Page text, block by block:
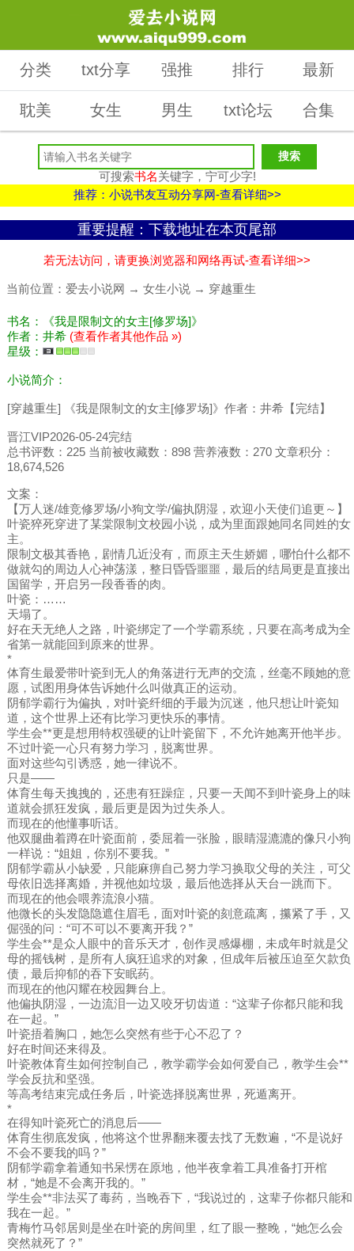
分类 txt分享 强推 排行 最新
耽美 女生 男生 txt论坛 合集
可搜索书名关键字，宁可少字!
推荐：小说书友互动分享网-查看详细>>
重要提醒：下载地址在本页尾部
若无法访问，请更换浏览器和网络再试-查看详细>>
当前位置： 爱去小说网 → 女生小说 → 穿越重生
书名：《我是限制文的女主[修罗场]》
作者：井希 (查看作者其他作品 »)
星级：
小说简介：
[穿越重生] 《我是限制文的女主[修罗场]》作者：井希【完结】
晋江VIP2026-05-24完结
总书评数：225 当前被收藏数：898 营养液数：270 文章积分：
18,674,526
文案：
【万人迷/雄竞修罗场/小狗文学/偏执阴湿，欢迎小天使们追更～】
叶瓷猝死穿进了某棠限制文校园小说，成为里面跟她同名同姓的女
主。
限制文极其香艳，剧情几近没有，而原主天生娇媚，哪怕什么都不
做就勾的周边人心神荡漾，整日昏昏噩噩，最后的结局更是直接出
国留学，开启另一段香香的肉。
叶瓷：……
天塌了。
好在天无绝人之路，叶瓷绑定了一个学霸系统，只要在高考成为全
省第一就能回到原来的世界。
*
体育生最爱带叶瓷到无人的角落进行无声的交流，丝毫不顾她的意
愿，试图用身体告诉她什么叫做真正的运动。
阴郁学霸行为偏执，对叶瓷纤细的手最为沉迷，他只想让叶瓷知
道，这个世界上还有比学习更快乐的事情。
学生会**更是想用特权强硬的让叶瓷留下，不允许她离开他半步。
不过叶瓷一心只有努力学习，脱离世界。
面对这些勾引诱惑，她一律说不。
只是——
体育生每天拽拽的，还患有狂躁症，只要一天闻不到叶瓷身上的味
道就会抓狂发疯，最后更是因为过失杀人。
而现在的他懂事听话。
他双腿曲着蹲在叶瓷面前，委屈着一张脸，眼睛湿漉漉的像只小狗
一样说：“姐姐，你别不要我。”
阴郁学霸从小缺爱，只能麻痹自己努力学习换取父母的关注，可父
母依旧选择离婚，并视他如垃圾，最后他选择从天台一跳而下。
而现在的他会喂养流浪小猫。
他微长的头发隐隐遮住眉毛，面对叶瓷的刻意疏离，攥紧了手，又
倔强的问：“可不可以不要离开我？”
学生会**是众人眼中的音乐天才，创作灵感爆棚，未成年时就是父
母的摇钱树，是所有人疯狂追求的对象，但成年后被压迫至欠款负
债，最后抑郁的吞下安眠药。
而现在的他闪耀在校园舞台上。
他偏执阴湿，一边流泪一边又咬牙切齿道：“这辈子你都只能和我
在一起。”
叶瓷捂着胸口，她怎么突然有些于心不忍了？
好在时间还来得及。
叶瓷教体育生如何控制自己，教学霸学会如何爱自己，教学生会**
学会反抗和坚强。
等高考结束完成任务后，叶瓷选择脱离世界，死遁离开。
*
在得知叶瓷死亡的消息后——
体育生彻底发疯，他将这个世界翻来覆去找了无数遍，“不是说好
不会不要我的吗？”
阴郁学霸拿着通知书呆愣在原地，他半夜拿着工具准备打开棺
材，“她是不会离开我的。”
学生会**非法买了毒药，当晚吞下，“我说过的，这辈子你都只能和
我在一起。”
青梅竹马邻居则是坐在叶瓷的房间里，红了眼一整晚，“她怎么会
突然就死了？”